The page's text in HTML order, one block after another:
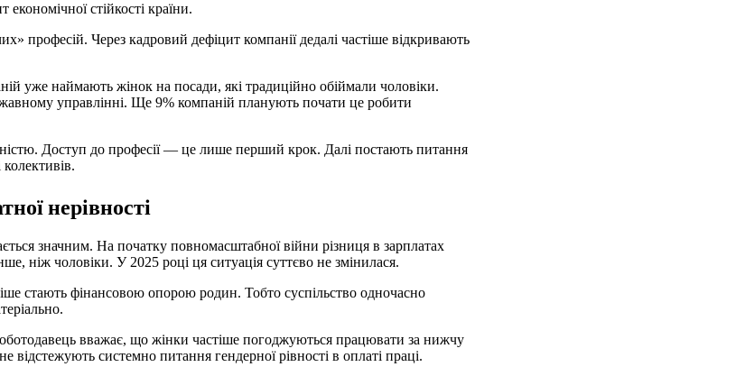
стійкості країни.
професій. Через кадровий дефіцит компанії дедалі частіше відкривають
уже наймають жінок на посади, які традиційно обіймали чоловіки.
управлінні. Ще 9% компаній планують почати це робити
Доступ до професії — це лише перший крок. Далі постають питання
нерівності
значним. На початку повномасштабної війни різниця в зарплатах
ніж чоловіки. У 2025 році ця ситуація суттєво не змінилася.
стають фінансовою опорою родин. Тобто суспільство одночасно
вважає, що жінки частіше погоджуються працювати за нижчу
відстежують системно питання гендерної рівності в оплаті праці.